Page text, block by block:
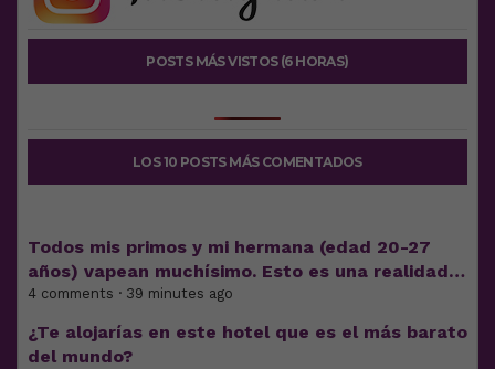
POSTS MÁS VISTOS (6 HORAS)
LOS 10 POSTS MÁS COMENTADOS
Todos mis primos y mi hermana (edad 20-27
años) vapean muchísimo. Esto es una realidad…
4 comments · 39 minutes ago
¿Te alojarías en este hotel que es el más barato
del mundo?